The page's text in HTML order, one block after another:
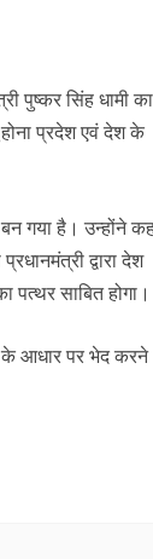
पुष्कर सिंह धामी का
प्रदेश एवं देश के
गया है। उन्होंने
द्वारा देश
पत्थर साबित होगा।
के आधार पर भेद करने